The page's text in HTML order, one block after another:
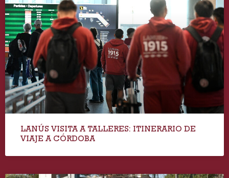
LANÚS VISITA A TALLERES: ITINERARIO DE
VIAJE A CÓRDOBA